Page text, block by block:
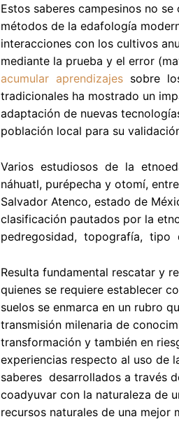
Estos saberes campesinos no
métodos de la edafología
interacciones con los cultivos
mediante la prueba y el error
acumular aprendizajes sobre
tradicionales ha mostrado un
adaptación de nuevas
población local para su
Varios estudiosos de la
náhuatl, purépecha y otomí,
Salvador Atenco, estado de
clasificación pautados por la
pedregosidad, topografía, tipo
Resulta fundamental rescatar y
quienes se requiere establecer
suelos se enmarca en un rubro
transmisión milenaria de
transformación y también en
experiencias respecto al uso de
saberes desarrollados a través
coadyuvar con la naturaleza de
recursos naturales de una mejor